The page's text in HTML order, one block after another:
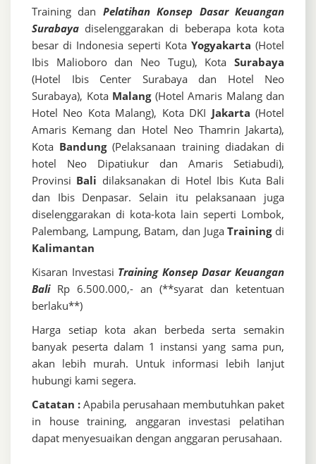
Training dan Pelatihan Konsep Dasar Keuangan
Surabaya diselenggarakan di beberapa kota kota
besar di Indonesia seperti Kota Yogyakarta (Hotel
Ibis Malioboro dan Neo Tugu), Kota Surabaya
(Hotel Ibis Center Surabaya dan Hotel Neo
Surabaya), Kota Malang(Hotel Amaris Malang dan
Hotel Neo Kota Malang), Kota DKI Jakarta (Hotel
Amaris Kemang dan Hotel Neo Thamrin Jakarta),
Kota Bandung(Pelaksanaan training diadakan di
hotel Neo Dipatiukur dan Amaris Setiabudi),
Provinsi Bali dilaksanakan di Hotel Ibis Kuta Bali
dan Ibis Denpasar. Selain itu pelaksanaan juga
diselenggarakan di kota-kota lain seperti Lombok,
Palembang, Lampung, Batam, dan JugaTrainingdi
Kalimantan
Kisaran Investasi Training Konsep Dasar Keuangan
Bali Rp 6.500.000,- an (**syarat dan ketentuan
berlaku**)
Harga setiap kota akan berbeda serta semakin
banyak peserta dalam 1 instansi yang sama pun,
akan lebih murah. Untuk informasi lebih lanjut
hubungi kami segera.
Catatan : Apabila perusahaan membutuhkan paket
in house training, anggaran investasi pelatihan
dapat menyesuaikan dengan anggaran perusahaan.